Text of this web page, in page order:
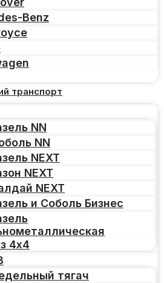
Benz
транспорт
NN
NN
NEXT
NEXT
NEXT
и Соболь Бизнес
4х4
тягач